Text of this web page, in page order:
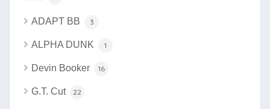
ADAPT BB 3
ALPHA DUNK 1
Devin Booker 16
G.T. Cut 22